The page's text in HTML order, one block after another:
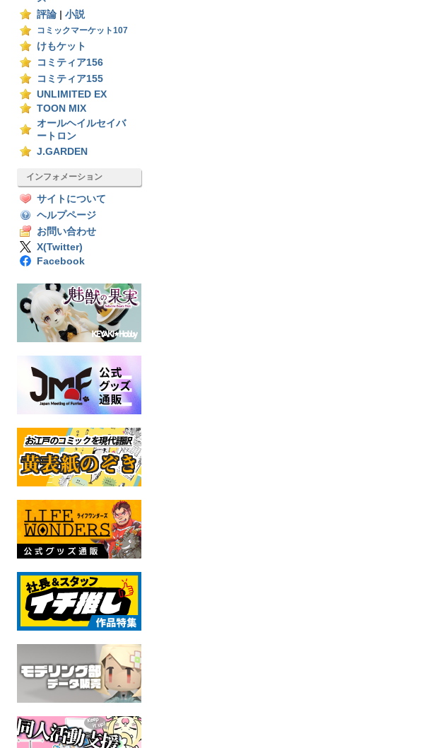
評論
小説
コミックマーケット107
けもケット
コミティア156
コミティア155
UNLIMITED EX
TOON MIX
オールヘイルセイバ
ートロン
J.GARDEN
インフォメーション
サイトについて
ヘルプページ
お問い合わせ
X(Twitter)
Facebook